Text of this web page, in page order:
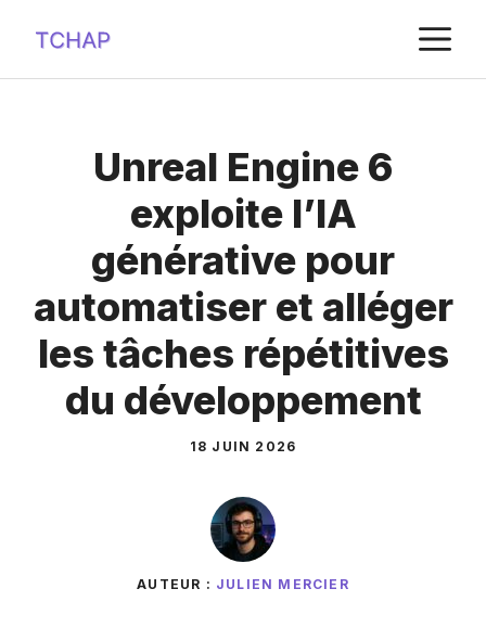
contenu
Unreal Engine 6
exploite l’IA
générative pour
automatiser et alléger
les tâches répétitives
du développement
18 JUIN 2026
AUTEUR : JULIEN MERCIER